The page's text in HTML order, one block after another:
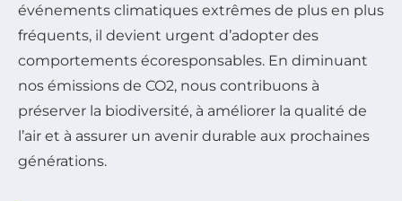
événements climatiques extrêmes de plus en plus
fréquents, il devient urgent d’adopter des
comportements écoresponsables. En diminuant
nos émissions de CO2, nous contribuons à
préserver la biodiversité, à améliorer la qualité de
l’air et à assurer un avenir durable aux prochaines
générations.